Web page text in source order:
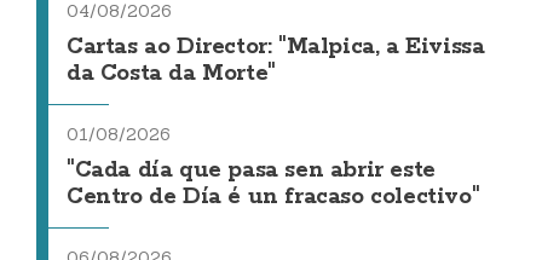
04/08/2026
Cartas ao Director: "Malpica, a Eivissa
da Costa da Morte"
01/08/2026
"Cada día que pasa sen abrir este
Centro de Día é un fracaso colectivo"